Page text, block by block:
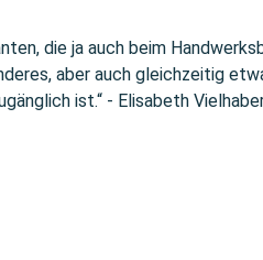
die ja auch beim
aber auch gleichzeitig
ist.“ - Elisabeth